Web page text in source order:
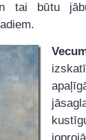
tai būtu